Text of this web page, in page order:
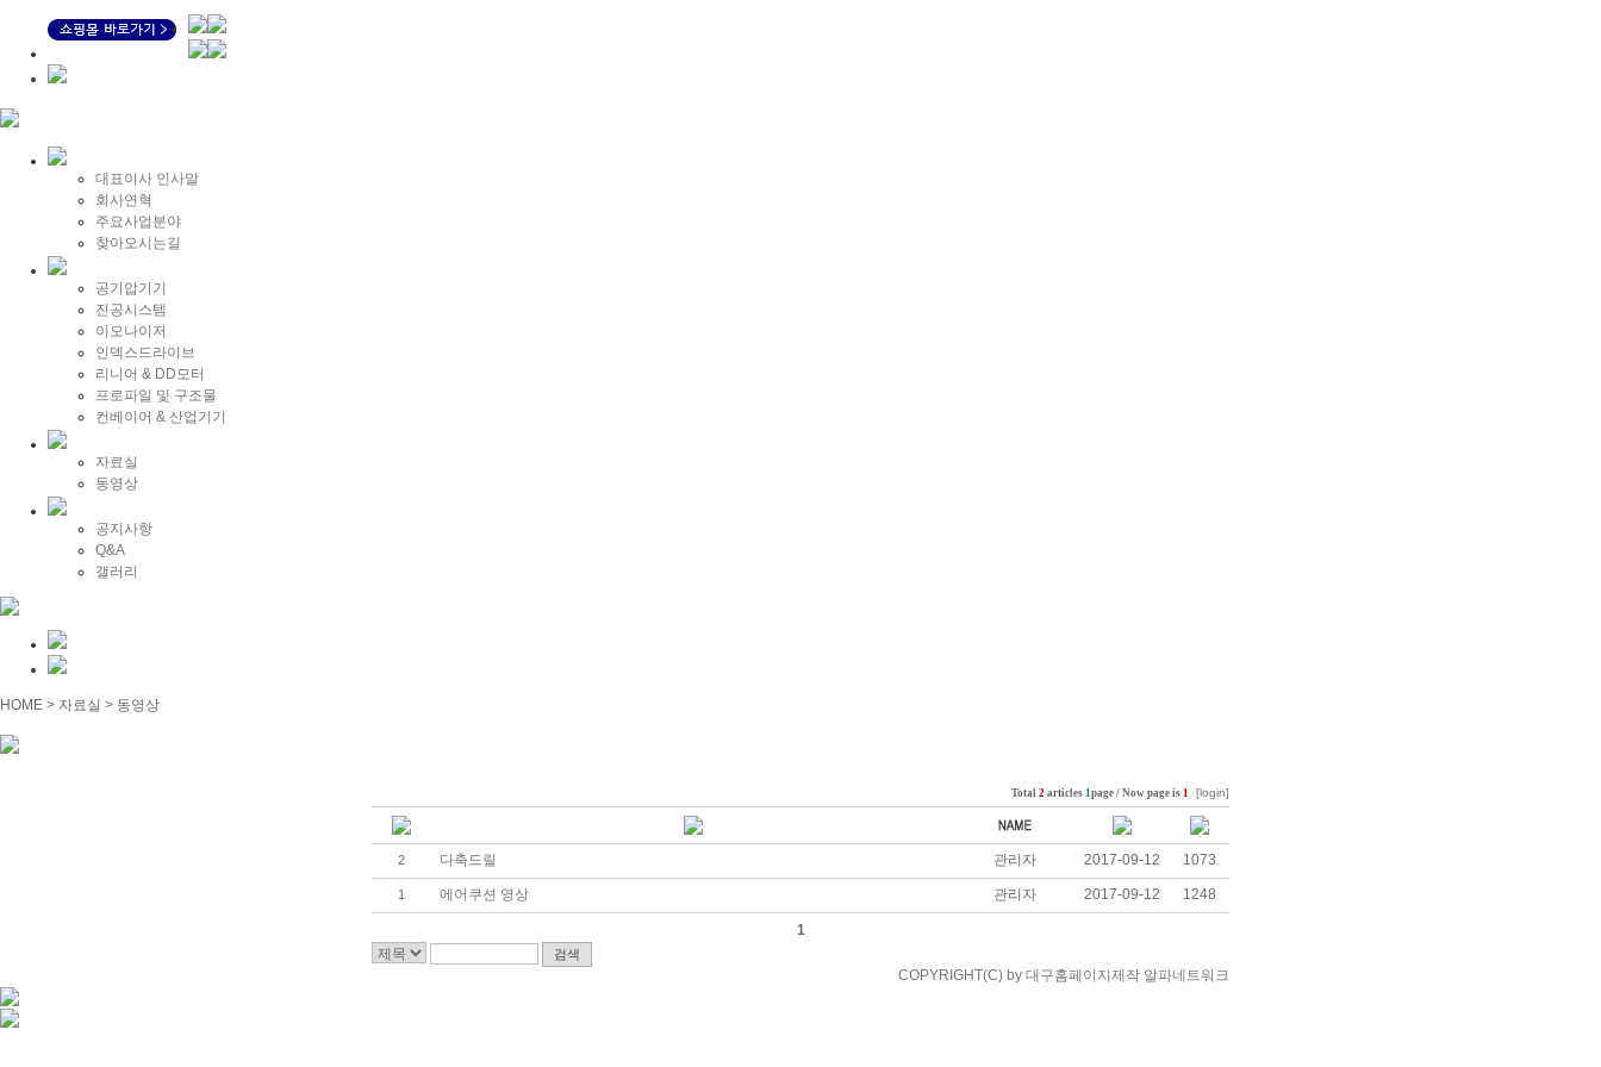
대표이사 인사말
회사연혁
주요사업분야
찾아오시는길
공기압기기
진공시스템
이오나이저
인덱스드라이브
리니어 & DD모터
프로파일 및 구조물
컨베이어 & 산업기기
자료실
동영상
공지사항
Q&A
갤러리
HOME > 자료실 > 동영상
Total 2 articles 1page / Now page is 1 [login]
2 다축드릴 관리자 2017-09-12 1073
1 에어쿠션 영상 관리자 2017-09-12 1248
1
COPYRIGHT(C) by 대구홈페이지제작 알파네트워크